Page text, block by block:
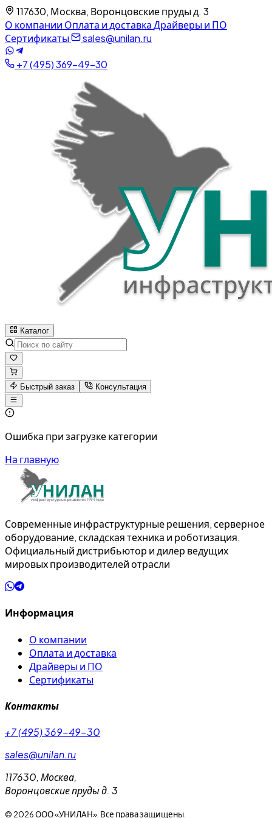
117630, Москва, Воронцовские пруды д. 3
О компании Оплата и доставкаДрайверы и ПО
Сертификаты
sales@unilan.ru
+7 (495) 369-49-30
Каталог
Быстрый заказ Консультация
Ошибка при загрузке категории
На главную
Современные инфраструктурные решения, серверное
оборудование, складская техника и роботизация.
Официальный дистрибьютор и дилер ведущих
мировых производителей отрасли
Информация
О компании
Оплата и доставка
Драйверы и ПО
Сертификаты
Контакты
+7 (495) 369-49-30
sales@unilan.ru
117630, Москва,
Воронцовские пруды д. 3
© 2026ООО «УНИЛАН». Все права защищены.